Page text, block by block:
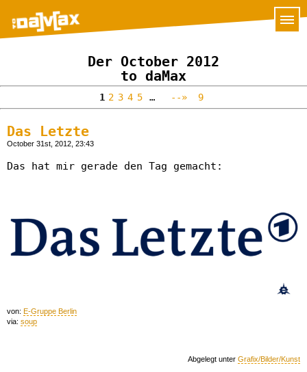
Der October 2012
to daMax
1 2 3 4 5 … --» 9
Das Letzte
October 31st, 2012, 23:43
Das hat mir gerade den Tag gemacht:
von: E-Gruppe Berlin
via: soup
Abgelegt unter Grafix/Bilder/Kunst